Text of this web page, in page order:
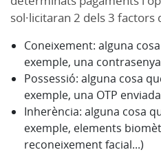
sol·licitaran 2 dels 3 factors
Coneixement: alguna
exemple, una
Possessió: alguna cosa
exemple, una OTP
Inherència: alguna cosa
exemple, elements
reconeixement facial...)